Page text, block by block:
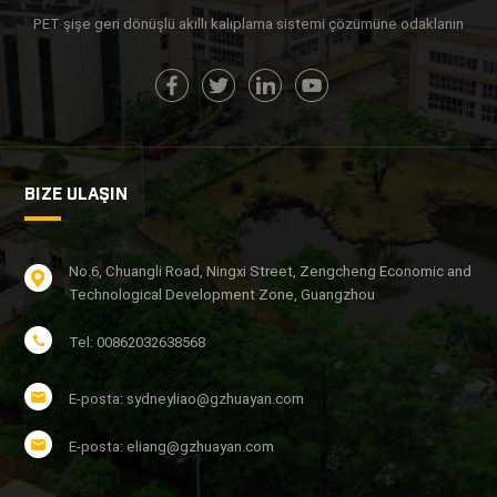
BILGI EDIN
PET şişe geri dönüşlü akıllı kalıplama sistemi çözümüne odaklanın
BIZE ULAŞIN
No.6, Chuangli Road, Ningxi Street, Zengcheng Economic and
Technological Development Zone, Guangzhou
Tel: 00862032638568
E-posta: sydneyliao@gzhuayan.com
E-posta: eliang@gzhuayan.com